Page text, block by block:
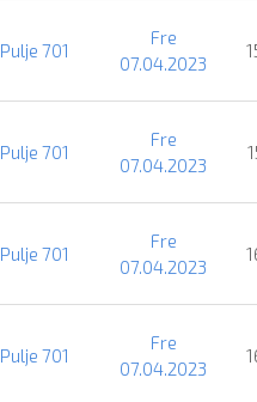
Pulje 701
Fre
07.04.2023
Pulje 701
Fre
07.04.2023
Pulje 701
Fre
07.04.2023
Pulje 701
Fre
07.04.2023